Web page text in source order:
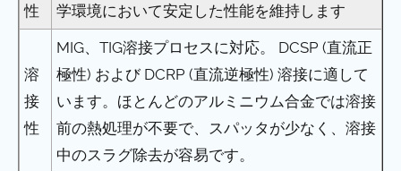
性
学環境において安定した性能を維持します
溶
接
性
MIG、TIG溶接プロセスに対応。 DCSP (直流正
極性) および DCRP (直流逆極性) 溶接に適して
います。ほとんどのアルミニウム合金では溶接
前の熱処理が不要で、スパッタが少なく、溶接
中のスラグ除去が容易です。